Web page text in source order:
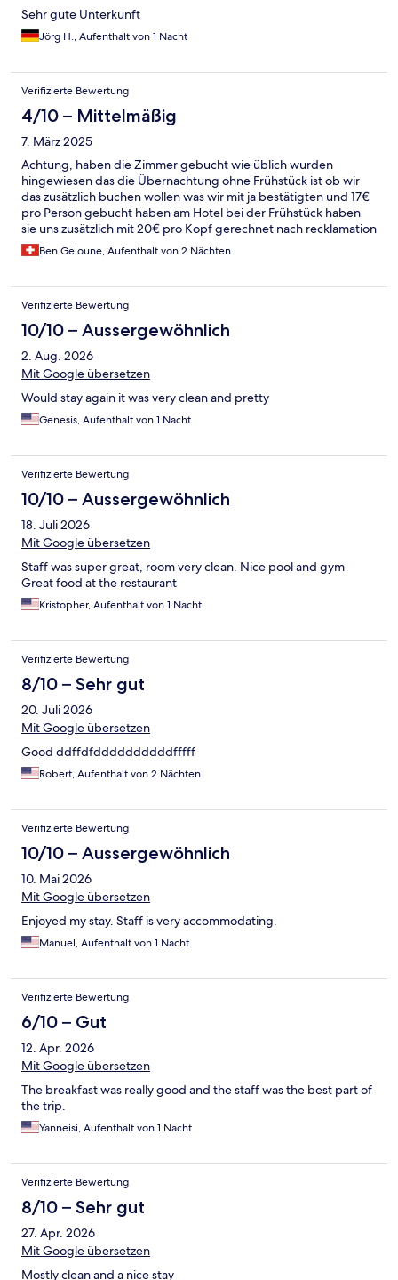
Sehr gute Unterkunft
Jörg H., Aufenthalt von 1 Nacht
Verifizierte Bewertung
4/10 – Mittelmäßig
7. März 2025
Achtung, haben die Zimmer gebucht wie üblich wurden
hingewiesen das die Übernachtung ohne Frühstück ist ob wir
das zusätzlich buchen wollen was wir mit ja bestätigten und 17€
pro Person gebucht haben am Hotel bei der Frühstück haben
sie uns zusätzlich mit 20€ pro Kopf gerechnet nach recklamation
haben sie uns 2x Frühstück erstattet für uns aber haben 20€ pro
Kind gerechnet trotz das wir alles im voraus bezahlt haben
Ben Geloune, Aufenthalt von 2 Nächten
Verifizierte Bewertung
10/10 – Aussergewöhnlich
2. Aug. 2026
Mit Google übersetzen
Would stay again it was very clean and pretty
Genesis, Aufenthalt von 1 Nacht
Verifizierte Bewertung
10/10 – Aussergewöhnlich
18. Juli 2026
Mit Google übersetzen
Staff was super great, room very clean. Nice pool and gym
Great food at the restaurant
Kristopher, Aufenthalt von 1 Nacht
Verifizierte Bewertung
8/10 – Sehr gut
20. Juli 2026
Mit Google übersetzen
Good ddffdfddddddddddfffff
Robert, Aufenthalt von 2 Nächten
Verifizierte Bewertung
10/10 – Aussergewöhnlich
10. Mai 2026
Mit Google übersetzen
Enjoyed my stay. Staff is very accommodating.
Manuel, Aufenthalt von 1 Nacht
Verifizierte Bewertung
6/10 – Gut
12. Apr. 2026
Mit Google übersetzen
The breakfast was really good and the staff was the best part of
the trip.
Yanneisi, Aufenthalt von 1 Nacht
Verifizierte Bewertung
8/10 – Sehr gut
27. Apr. 2026
Mit Google übersetzen
Mostly clean and a nice stay